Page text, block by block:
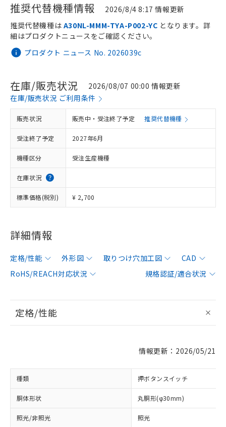
推奨代替機種情報 2026/8/4 8:17 情報更新
プロダクト ニュース No. 2026039c
推奨代替機種は A30NL-MMM-TYA-P002-YC となります。詳
細はプロダクトニュースをご確認ください。
在庫/販売状況
2026/08/07 00:00 情報更新
在庫/販売状況 ご利用条件
販売状況 販売中・受注終了予定 推奨代替機種
受注終了予定 2027年6月
機種区分 受注生産機種
在庫状況
標準価格(税別) ¥ 2,700
詳細情報
定格/性能 外形図 取りつけ穴加工図
CAD
RoHS/REACH対応状況
規格認証/適合状況
定格/性能
情報更新：2026/05/21
種類 押ボタンスイッチ
胴体形状 丸胴形(φ30mm)
照光/非照光 照光